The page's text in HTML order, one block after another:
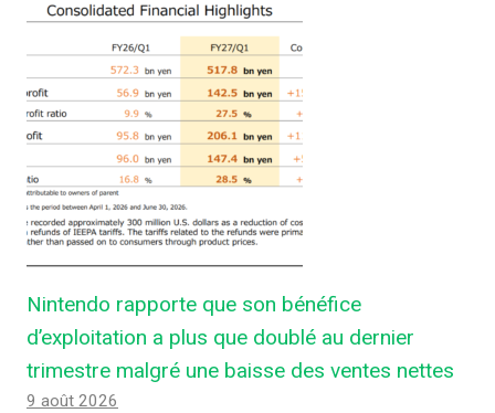
Nintendo rapporte que son bénéfice
d’exploitation a plus que doublé au dernier
trimestre malgré une baisse des ventes nettes
9 août 2026